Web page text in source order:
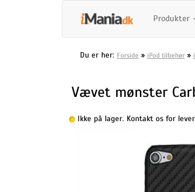
Produkter
Du er her: Forside » iPod tilbehør »
Vævet mønster
Ikke på lager. Kontakt os for